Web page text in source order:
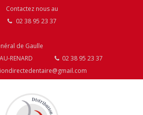
Contactez nous au
02 38 95 23 37
de Gaulle
RENARD
02 38 95 23 37